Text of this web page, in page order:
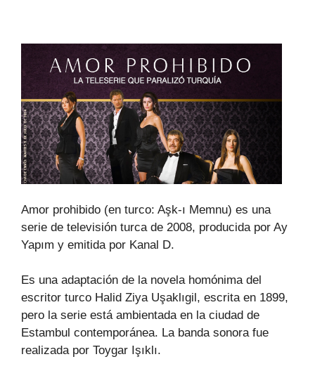
Amor prohibido (en turco: Aşk-ı Memnu) es una
serie de televisión turca de 2008, producida por Ay
Yapım y emitida por Kanal D.
Es una adaptación de la novela homónima del
escritor turco Halid Ziya Uşaklıgil, escrita en 1899,
pero la serie está ambientada en la ciudad de
Estambul contemporánea. La banda sonora fue
realizada por Toygar Işıklı.